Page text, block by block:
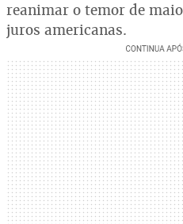
reanimar o temor de
juros americanas.